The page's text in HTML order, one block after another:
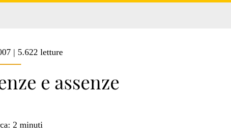
| 5.622 letture
e assenze
2 minuti